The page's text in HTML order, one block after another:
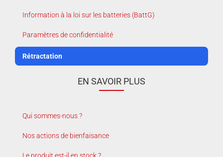
Information à la loi sur les batteries (BattG)
Paramètres de confidentialité
Rétractation
EN SAVOIR PLUS
Qui sommes-nous ?
Nos actions de bienfaisance